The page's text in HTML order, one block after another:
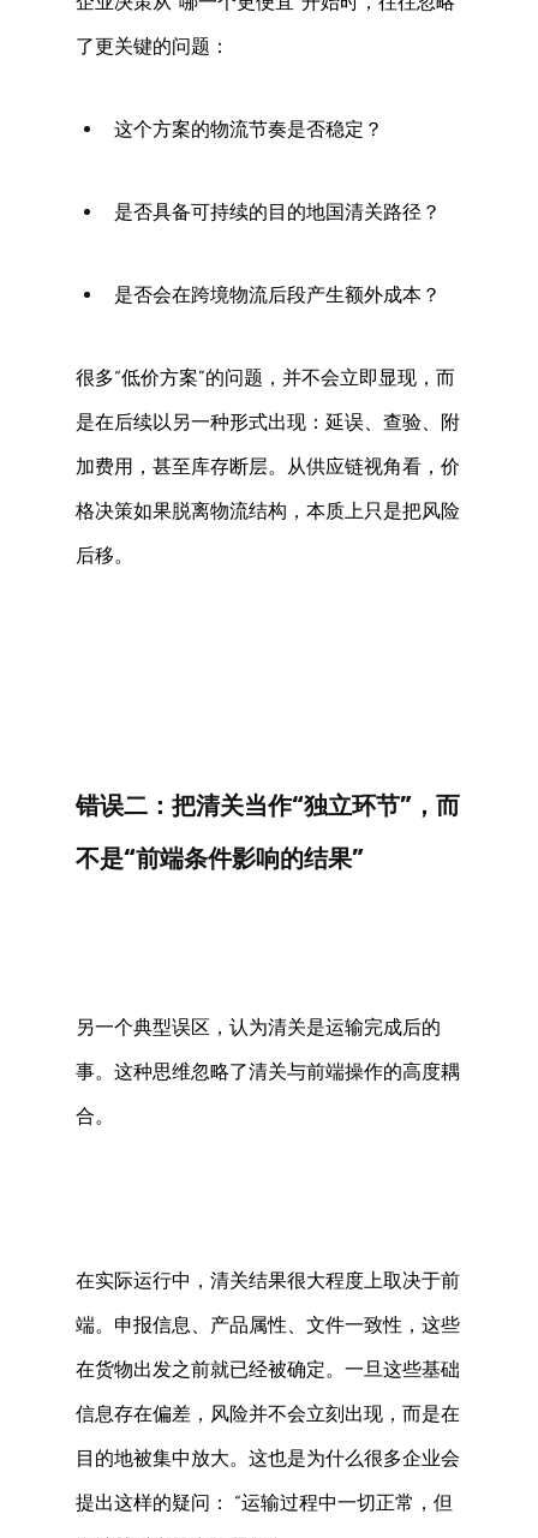
了更关键的问题：
这个方案的物流节奏是否稳定？
是否具备可持续的目的地国清关路径？
是否会在跨境物流后段产生额外成本？
很多“低价方案”的问题，并不会立即显现，而
是在后续以另一种形式出现：延误、查验、附
加费用，甚至库存断层。从供应链视角看，价
格决策如果脱离物流结构，本质上只是把风险
后移。
错误二：把清关当作“独立环节”，而
不是“前端条件影响的结果”
另一个典型误区，认为清关是运输完成后的
事。这种思维忽略了清关与前端操作的高度耦
合。
在实际运行中，清关结果很大程度上取决于前
端。申报信息、产品属性、文件一致性，这些
在货物出发之前就已经被确定。一旦这些基础
信息存在偏差，风险并不会立刻出现，而是在
目的地被集中放大。这也是为什么很多企业会
提出这样的疑问： “运输过程中一切正常，但